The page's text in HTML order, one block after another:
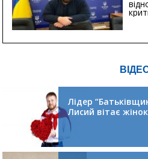
Лідер
Лисий вітає